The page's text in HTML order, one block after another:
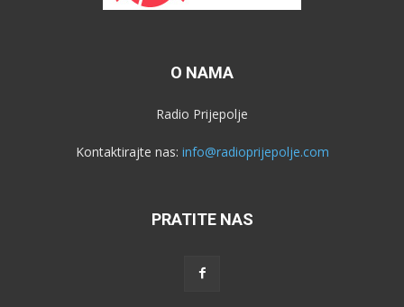
O NAMA
Radio Prijepolje
Kontaktirajte nas: info@radioprijepolje.com
PRATITE NAS